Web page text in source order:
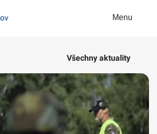
Menu
Všechny aktuality